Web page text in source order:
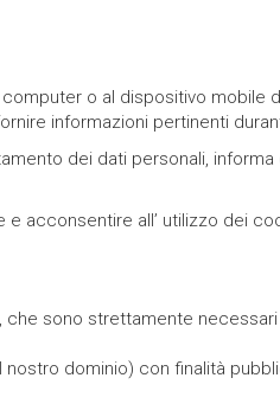
o al dispositivo
informazioni pertinenti
dei dati personali,
acconsentire all’ utilizzo dei
sono strettamente
dominio) con finalità